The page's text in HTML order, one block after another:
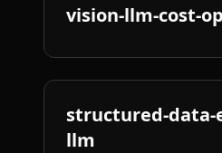
vision-llm-cost-
structured-
llm